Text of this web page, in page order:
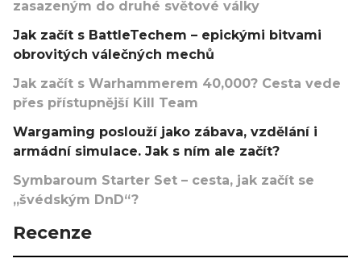
zasazeným do druhé světové války
Jak začít s BattleTechem – epickými bitvami
obrovitých válečných mechů
Jak začít s Warhammerem 40,000? Cesta vede
přes přístupnější Kill Team
Wargaming poslouží jako zábava, vzdělání i
armádní simulace. Jak s ním ale začít?
Symbaroum Starter Set – cesta, jak začít se
„švédským DnD“?
Recenze